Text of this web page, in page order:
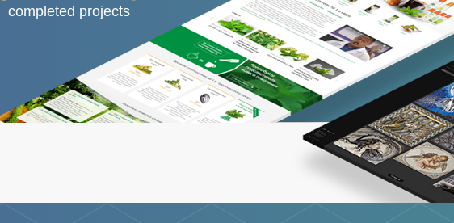
completed projects